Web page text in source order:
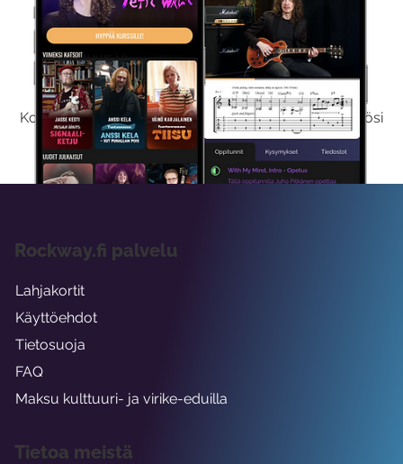
Kokeile Ilmaiseksi
Kokeilemalla ilmaiseksi saat koko sisältömme käyttöösi
viikon ajaksi.
Rockway.fi palvelu
Lahjakortit
Käyttöehdot
Tietosuoja
FAQ
Maksu kulttuuri- ja virike-eduilla
Tietoa meistä